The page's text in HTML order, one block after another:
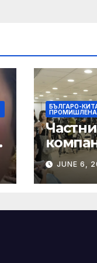
БЪЛГАРО-
ПРОМИШЛЕНА
на по-
в JUNE 6,